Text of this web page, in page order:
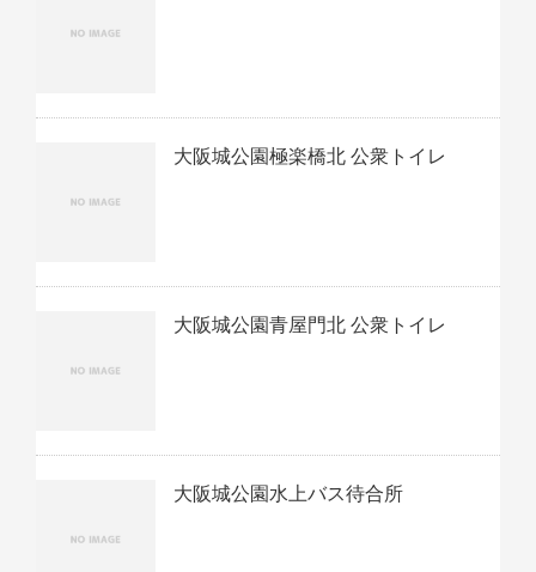
大阪城公園極楽橋北 公衆トイレ
大阪城公園青屋門北 公衆トイレ
大阪城公園水上バス待合所